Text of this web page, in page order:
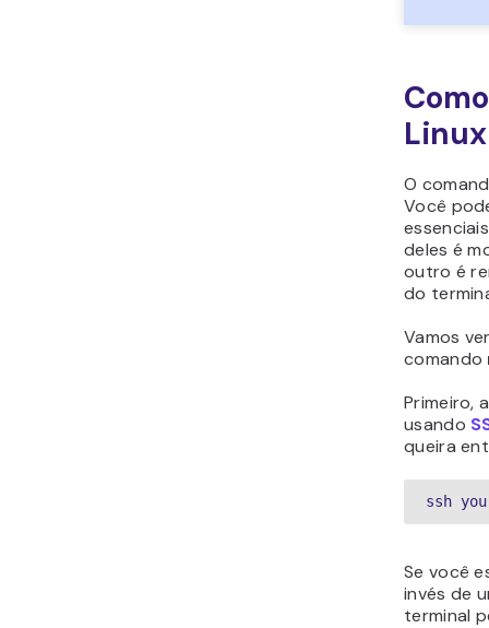
O
Você
deles é
outro é
do
Vamos
comando
Primeiro,
usando
queira
ssh
Se você
invés de
terminal